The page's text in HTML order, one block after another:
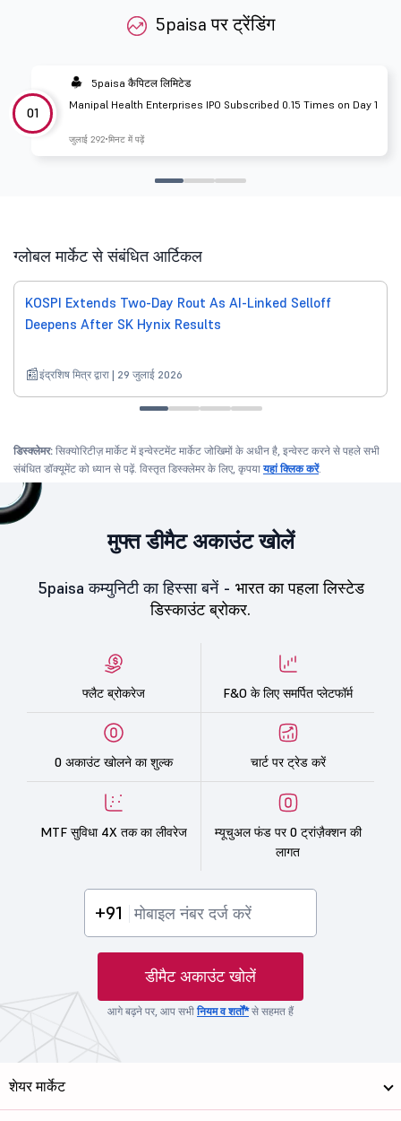
5paisa पर ट्रेंडिंग
01
5paisa कैपिटल लिमिटेड
Manipal Health Enterprises IPO Subscribed 0.15 Times on Day 1
जुलाई 292 मिनट में पढ़ें
ग्लोबल मार्केट से संबंधित आर्टिकल
KOSPI Extends Two-Day Rout As AI-Linked Selloff
Deepens After SK Hynix Results
इंद्रशिष मित्र द्वारा | 29 जुलाई 2026
डिस्क्लेमर: सिक्योरिटीज़ मार्केट में इन्वेस्टमेंट मार्केट जोखिमों के अधीन है, इन्वेस्ट करने से पहले सभी
संबंधित डॉक्यूमेंट को ध्यान से पढ़ें. विस्तृत डिस्क्लेमर के लिए, कृपयायहां क्लिक करें.
मुफ्त डीमैट अकाउंट खोलें
5paisa कम्युनिटी का हिस्सा बनें - भारत का पहला लिस्टेड
डिस्काउंट ब्रोकर.
फ्लैट ब्रोकरेज F&O के लिए समर्पित प्लेटफॉर्म
0 अकाउंट खोलने का शुल्क चार्ट पर ट्रेड करें
MTF सुविधा 4X तक का लीवरेज
म्यूचुअल फंड पर 0 ट्रांज़ैक्शन की
लागत
+91
डीमैट अकाउंट खोलें
आगे बढ़ने पर, आप सभीनियम व शर्तों*से सहमत हैं
शेयर मार्केट